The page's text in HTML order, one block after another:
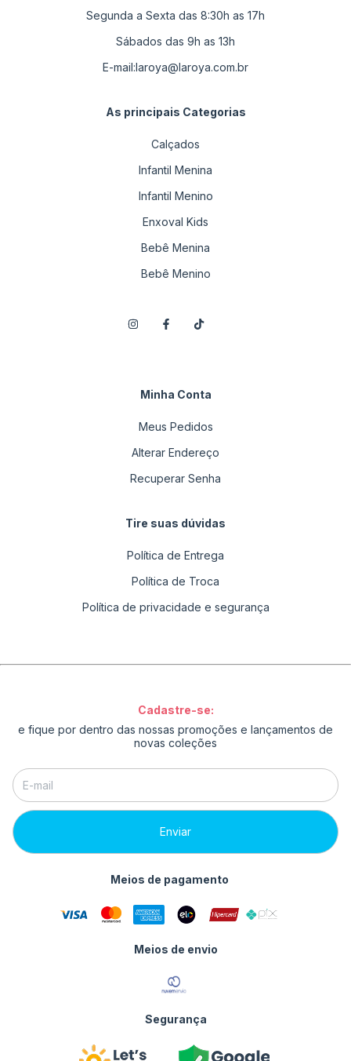
Segunda a Sexta das 8:30h as 17h
Sábados das 9h as 13h
E-mail:laroya@laroya.com.br
As principais Categorias
Calçados
Infantil Menina
Infantil Menino
Enxoval Kids
Bebê Menina
Bebê Menino
Minha Conta
Meus Pedidos
Alterar Endereço
Recuperar Senha
Tire suas dúvidas
Política de Entrega
Política de Troca
Política de privacidade e segurança
Cadastre-se:
e fique por dentro das nossas promoções e lançamentos de
novas coleções
Meios de pagamento
Meios de envio
Segurança